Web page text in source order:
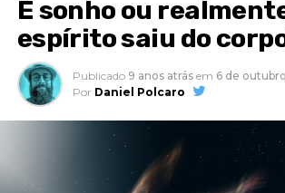
É sonho ou
espírito saiu do
Publicado 9 anos atrás em 6 de
Por Daniel Polcaro